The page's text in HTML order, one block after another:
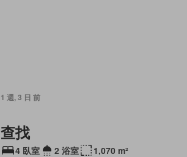
1 週, 3 日 前
查找
4 臥室 2 浴室 1,070 m²